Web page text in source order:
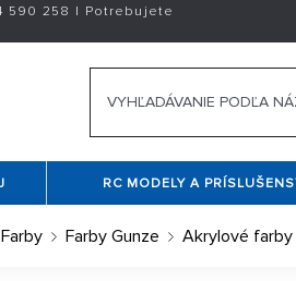
590 258 | Potrebujete
RC MODELY A
Farby Farby Gunze Akrylové